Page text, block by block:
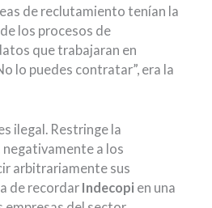
de reclutamiento tenían la
los procesos de
que trabajaran en
lo puedes contratar”, era la
ilegal. Restringe la
a los
arbitrariamente sus
de recordar Indecopi en una